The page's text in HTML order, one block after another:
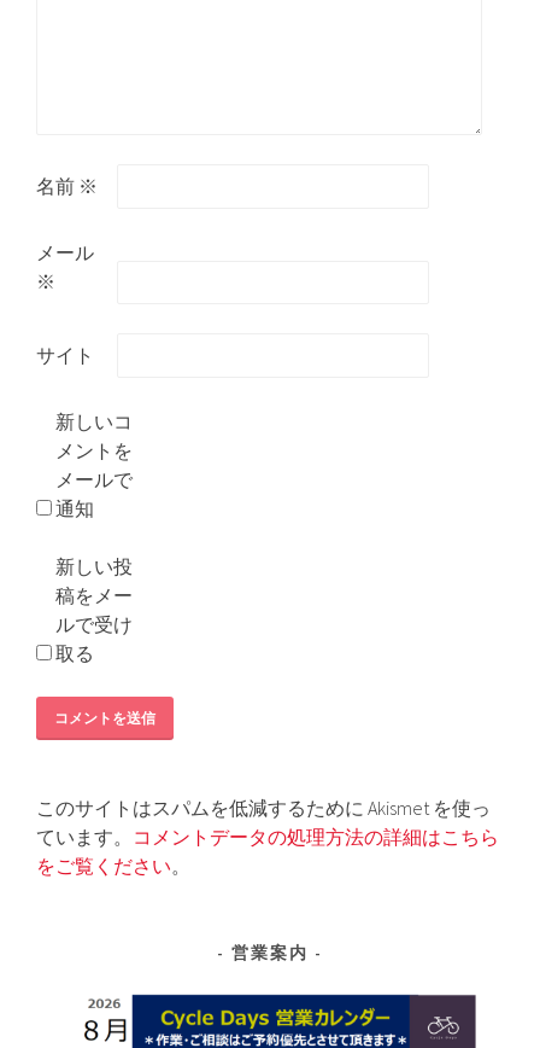
名前 ※
メール
※
サイト
新しいコ
メントを
メールで
通知
新しい投
稿をメー
ルで受け
取る
このサイトはスパムを低減するために Akismet を使っ
ています。 コメントデータの処理方法の詳細はこちら
をご覧ください。
営業案内